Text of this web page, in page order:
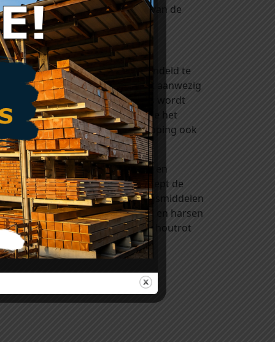
uitstraling, vaak is de vorm van de
voor kiest om het hout onbehandeld te
de kleurstoffen die in het hout aanwezig
het hout wegslijten. Dit proces wordt
in zich in de zon bevinden of die het
verkleurt je veranda of overkapping ook
Kijk eens bij onze rubriek ‘verf en
naturel(kleurloos) oflariks(verdiept de
Het zijn houtverduurzamingsmiddelen
de invloeden van licht, weer en harsen
van hout door blauw- en houtrot
worden.